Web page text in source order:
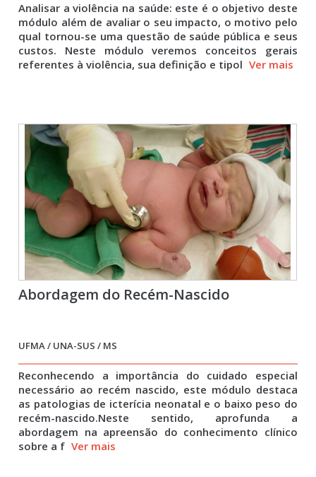
Analisar a violência na saúde: este é o objetivo deste
módulo além de avaliar o seu impacto, o motivo pelo
qual tornou-se uma questão de saúde pública e seus
custos. Neste módulo veremos conceitos gerais
referentes à violência, sua definição e tipol Ver mais
Abordagem do Recém-Nascido
UFMA / UNA-SUS / MS
Reconhecendo a importância do cuidado especial
necessário ao recém nascido, este módulo destaca
as patologias de icterícia neonatal e o baixo peso do
recém-nascido.Neste sentido, aprofunda a
abordagem na apreensão do conhecimento clínico
sobre a f Ver mais